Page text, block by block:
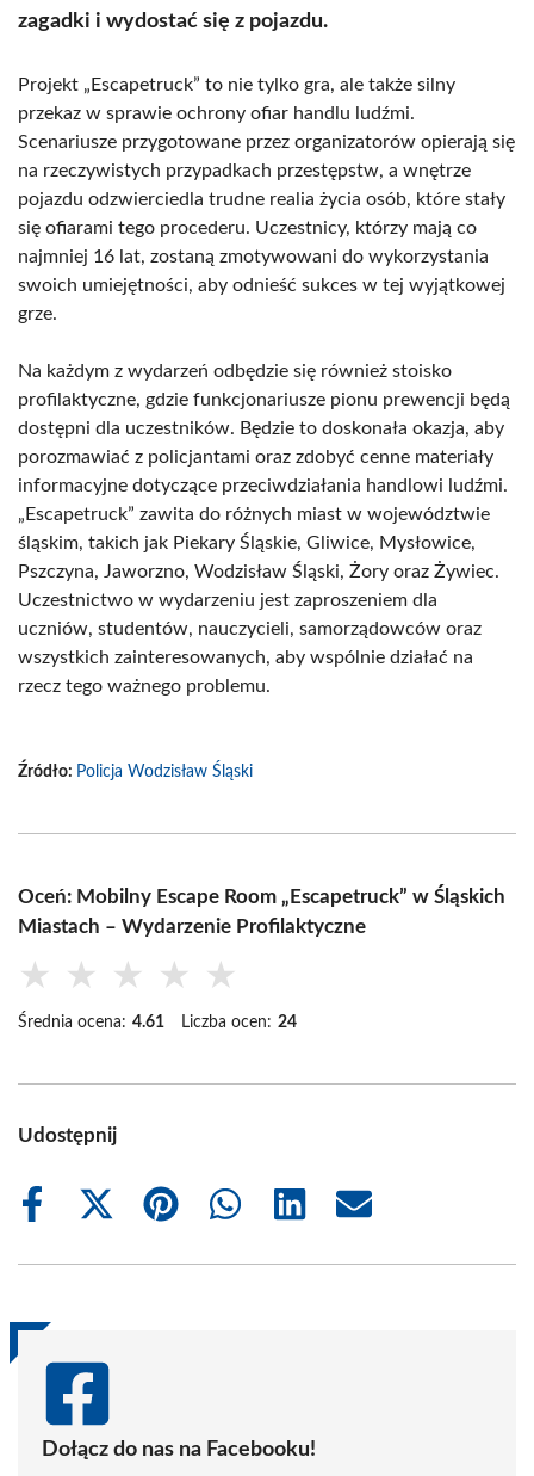
zagadki i wydostać się z pojazdu.
Projekt „Escapetruck” to nie tylko gra, ale także silny
przekaz w sprawie ochrony ofiar handlu ludźmi.
Scenariusze przygotowane przez organizatorów opierają się
na rzeczywistych przypadkach przestępstw, a wnętrze
pojazdu odzwierciedla trudne realia życia osób, które stały
się ofiarami tego procederu. Uczestnicy, którzy mają co
najmniej 16 lat, zostaną zmotywowani do wykorzystania
swoich umiejętności, aby odnieść sukces w tej wyjątkowej
grze.
Na każdym z wydarzeń odbędzie się również stoisko
profilaktyczne, gdzie funkcjonariusze pionu prewencji będą
dostępni dla uczestników. Będzie to doskonała okazja, aby
porozmawiać z policjantami oraz zdobyć cenne materiały
informacyjne dotyczące przeciwdziałania handlowi ludźmi.
„Escapetruck” zawita do różnych miast w województwie
śląskim, takich jak Piekary Śląskie, Gliwice, Mysłowice,
Pszczyna, Jaworzno, Wodzisław Śląski, Żory oraz Żywiec.
Uczestnictwo w wydarzeniu jest zaproszeniem dla
uczniów, studentów, nauczycieli, samorządowców oraz
wszystkich zainteresowanych, aby wspólnie działać na
rzecz tego ważnego problemu.
Źródło: Policja Wodzisław Śląski
Oceń: Mobilny Escape Room „Escapetruck” w Śląskich
Miastach – Wydarzenie Profilaktyczne
★ ★ ★ ★ ★
Średnia ocena: 4.61 Liczba ocen: 24
Udostępnij
Share
Share
(Twitter)
Share
Share
Share
Share
Dołącz do nas na Facebooku!